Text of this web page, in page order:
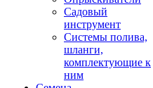
Садовый
инструмент
Системы полива,
шланги,
комплектующие к
ним